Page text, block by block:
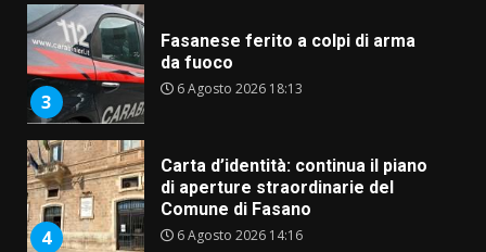
3
Fasanese ferito a colpi di arma
da fuoco
6 Agosto 2026 18:13
4
Carta d’identità: continua il piano
di aperture straordinarie del
Comune di Fasano
6 Agosto 2026 14:16